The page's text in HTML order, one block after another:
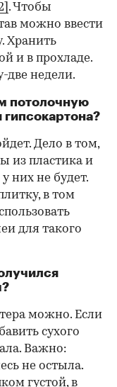
. Чтобы
можно ввести
Хранить
и в прохладе.
две недели.
потолочную
гипсокартона?
Дело в том,
из пластика и
них не будет.
в том
для такого
можно. Если
сухого
Важно:
не остыла.
густой, в